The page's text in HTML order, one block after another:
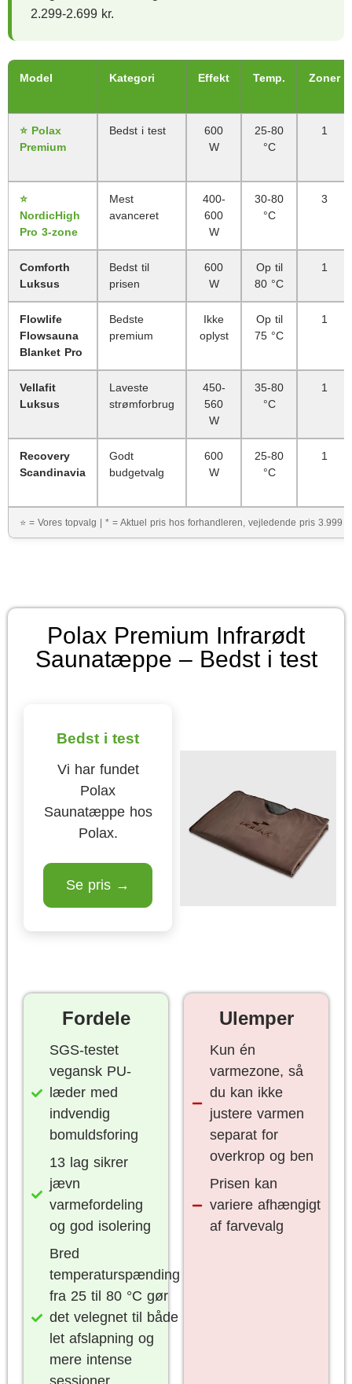
2.299-2.699 kr.
Model Kategori Effekt Temp. Zoner
⭐ Polax
Premium
Bedst i test
600
W
25-80
°C
1
⭐
NordicHigh
Pro 3-zone
Mest
avanceret
400-
600
W
30-80
°C
3
Comforth
Luksus
Bedst til
prisen
600
W
Op til
80 °C
1
Flowlife
Flowsauna
Blanket Pro
Bedste
premium
Ikke
oplyst
Op til
75 °C
1
Vellafit
Luksus
Laveste
strømforbrug
450-
560
W
35-80
°C
1
Recovery
Scandinavia
Godt
budgetvalg
600
W
25-80
°C
1
⭐ = Vores topvalg | * = Aktuel pris hos forhandleren, vejledende pris 3.999
Polax Premium Infrarødt
Saunatæppe – Bedst i test
Bedst i test
Vi har fundet
Polax
Saunatæppe hos
Polax.
Se pris →
Fordele
SGS-testet
vegansk PU-
læder med
indvendig
bomuldsforing
13 lag sikrer
jævn
varmefordeling
og god isolering
Bred
temperaturspænding
fra 25 til 80 °C gør
det velegnet til både
let afslapning og
mere intense
sessioner
Ulemper
Kun én
varmezone, så
du kan ikke
justere varmen
separat for
overkrop og ben
Prisen kan
variere afhængigt
af farvevalg